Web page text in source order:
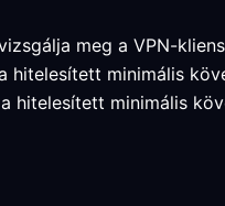
meg a VPN-
hitelesített minimális
a hitelesített minimális